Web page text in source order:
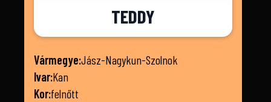
TEDDY
Vármegye:Jász-Nagykun-Szolnok
Ivar:Kan
Kor:felnőtt